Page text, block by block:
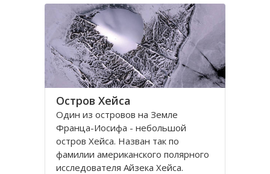
Вмещает 282
Остров Хейса
Один из островов на Земле
Франца-Иосифа - небольшой
остров Хейса. Назван так по
фамилии американского полярного
исследователя Айзека Хейса.